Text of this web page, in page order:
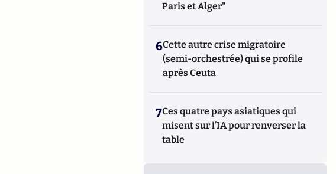
Paris et Alger"
6Cette autre crise migratoire
(semi-orchestrée) qui se profile
après Ceuta
7Ces quatre pays asiatiques qui
misent sur l’IA pour renverser la
table